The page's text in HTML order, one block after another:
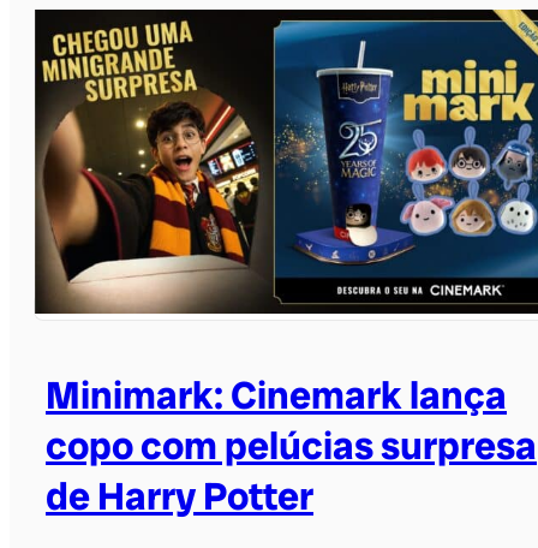
Minimark: Cinemark lança
copo com pelúcias surpresa
de Harry Potter